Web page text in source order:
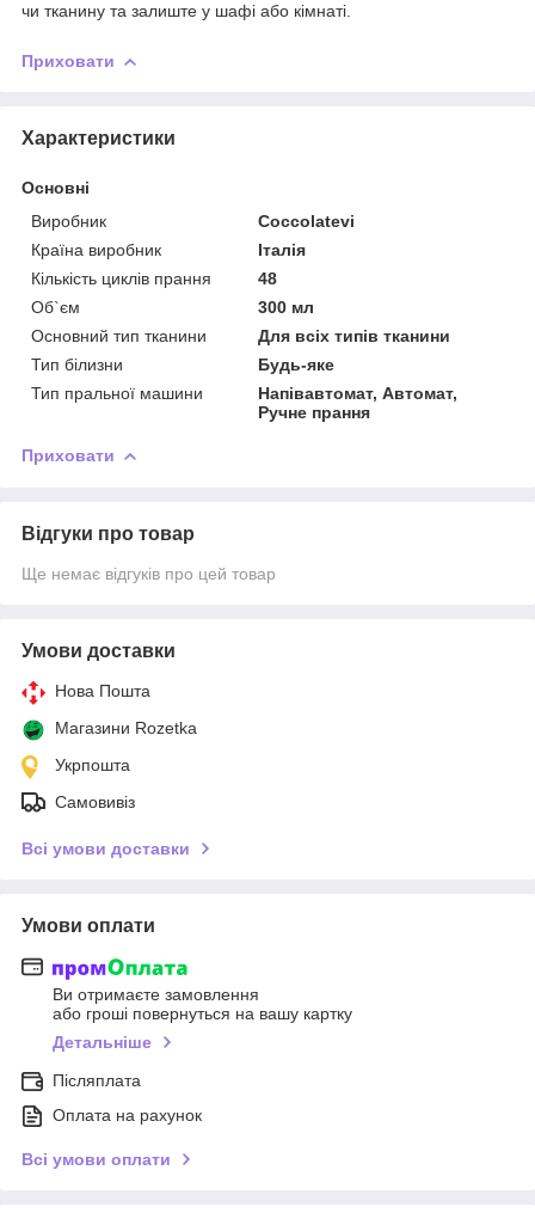
чи тканину та залиште у шафі або кімнаті.
Приховати
Характеристики
Основні
Виробник
Coccolatevi
Країна виробник
Італія
Кількість циклів прання
48
Об`єм
300 мл
Основний тип тканини
Для всіх типів тканини
Тип білизни
Будь-яке
Тип пральної машини
Напівавтомат, Автомат,
Ручне прання
Приховати
Відгуки про товар
Ще немає відгуків про цей товар
Умови доставки
Нова Пошта
Магазини Rozetka
Укрпошта
Самовивіз
Всі умови доставки
Умови оплати
Ви отримаєте замовлення
або гроші повернуться на вашу картку
Детальніше
Післяплата
Оплата на рахунок
Всі умови оплати